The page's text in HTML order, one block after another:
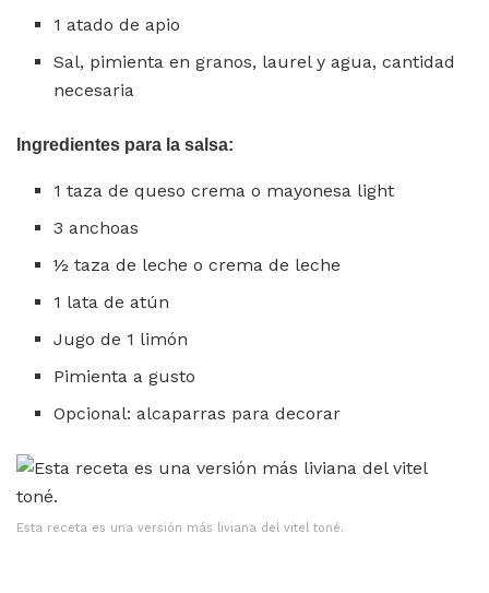
1 atado de apio
Sal, pimienta en granos, laurel y agua, cantidad
necesaria
Ingredientes para la salsa:
1 taza de queso crema o mayonesa light
3 anchoas
½ taza de leche o crema de leche
1 lata de atún
Jugo de 1 limón
Pimienta a gusto
Opcional: alcaparras para decorar
Esta receta es una versión más liviana del vitel toné.